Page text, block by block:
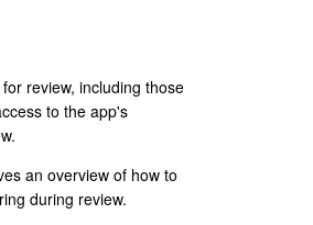
review, including those
to the app's
an overview of how to
during review.